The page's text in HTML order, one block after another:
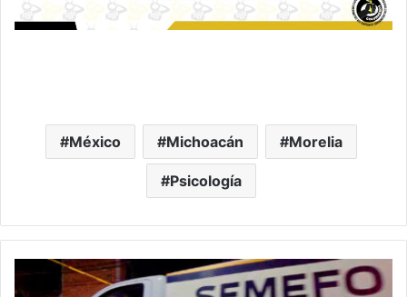
México Michoacán Morelia
Psicología
Desviven
A